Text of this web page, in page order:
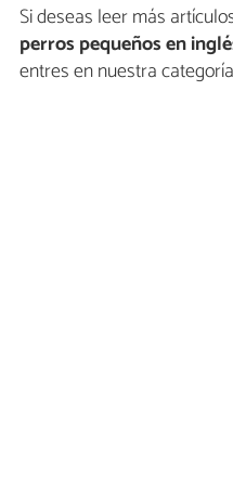
Si deseas leer más
perros pequeños en
entres en nuestra